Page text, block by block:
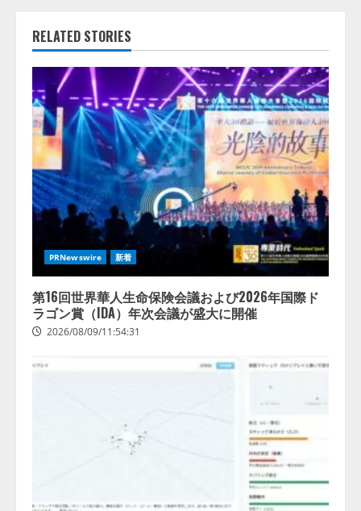
RELATED STORIES
PRNewswire 新着
第16回世界華人生命保険会議および2026年国際ド
ラゴン賞（IDA）年次会議が盛大に開催
2026/08/09/11:54:31